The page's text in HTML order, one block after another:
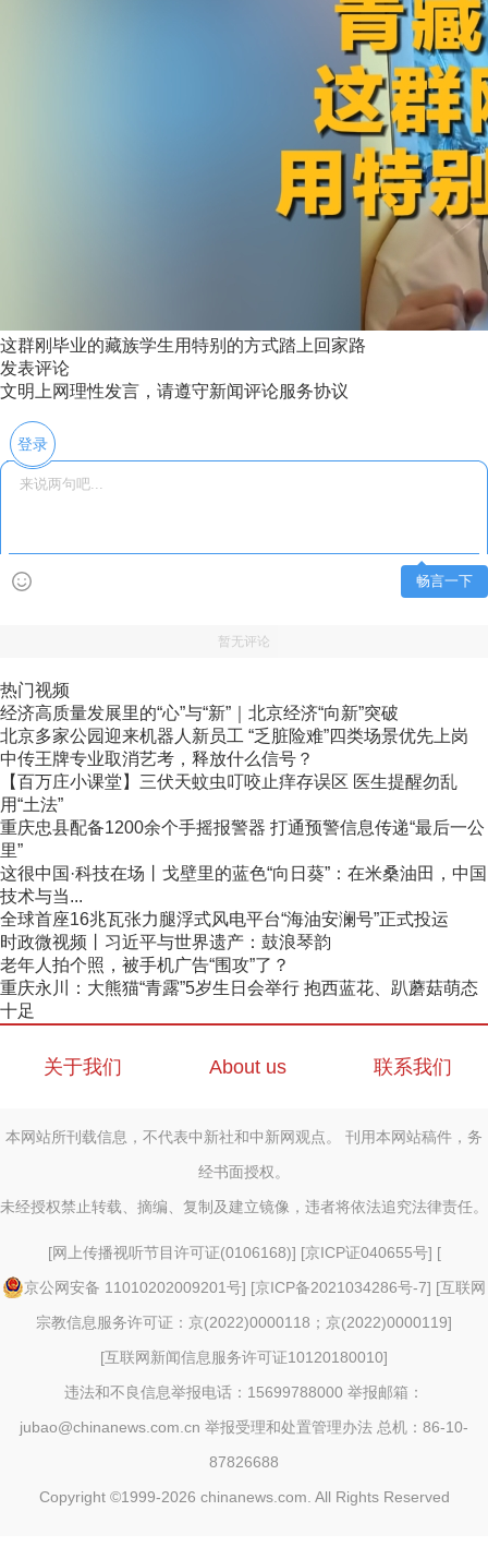
这群刚毕业的藏族学生用特别的方式踏上回家路
发表评论
文明上网理性发言，请遵守新闻评论服务协议
登录
畅言一下
暂无评论
热门视频
经济高质量发展里的“心”与“新”｜北京经济“向新”突破
北京多家公园迎来机器人新员工 “乏脏险难”四类场景优先上岗
中传王牌专业取消艺考，释放什么信号？
【百万庄小课堂】三伏天蚊虫叮咬止痒存误区 医生提醒勿乱
用“土法”
重庆忠县配备1200余个手摇报警器 打通预警信息传递“最后一公
里”
这很中国·科技在场丨戈壁里的蓝色“向日葵”：在米桑油田，中国
技术与当...
全球首座16兆瓦张力腿浮式风电平台“海油安澜号”正式投运
时政微视频丨习近平与世界遗产：鼓浪琴韵
老年人拍个照，被手机广告“围攻”了？
重庆永川：大熊猫“青露”5岁生日会举行 抱西蓝花、趴蘑菇萌态
十足
关于我们 About us 联系我们
本网站所刊载信息，不代表中新社和中新网观点。 刊用本网站稿件，务
经书面授权。
未经授权禁止转载、摘编、复制及建立镜像，违者将依法追究法律责任。
[网上传播视听节目许可证(0106168)] [京ICP证040655号] [
京公网安备 11010202009201号] [京ICP备2021034286号-7] [互联网
宗教信息服务许可证：京(2022)0000118；京(2022)0000119]
[互联网新闻信息服务许可证10120180010]
违法和不良信息举报电话：15699788000 举报邮箱：
jubao@chinanews.com.cn 举报受理和处置管理办法 总机：86-10-
87826688
Copyright ©1999-2026 chinanews.com. All Rights Reserved